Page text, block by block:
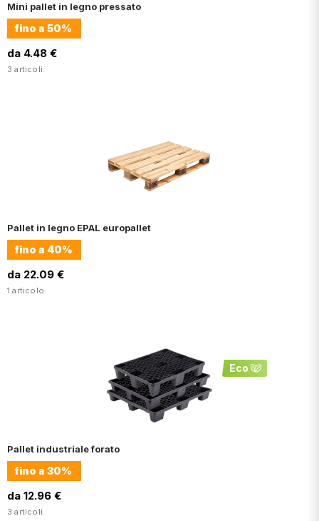
Mini pallet in legno pressato
fino a 50%
da 4.48 €
3 articoli.
Pallet in legno EPAL europallet
fino a 40%
da 22.09 €
1 articolo
Eco
Pallet industriale forato
fino a 30%
da 12.96 €
3 articoli.